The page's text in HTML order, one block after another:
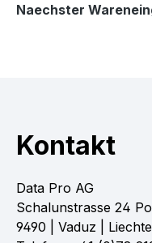
Naechster
Kontakt
Data Pro AG
Schalunstrasse 24
9490 | Vaduz |